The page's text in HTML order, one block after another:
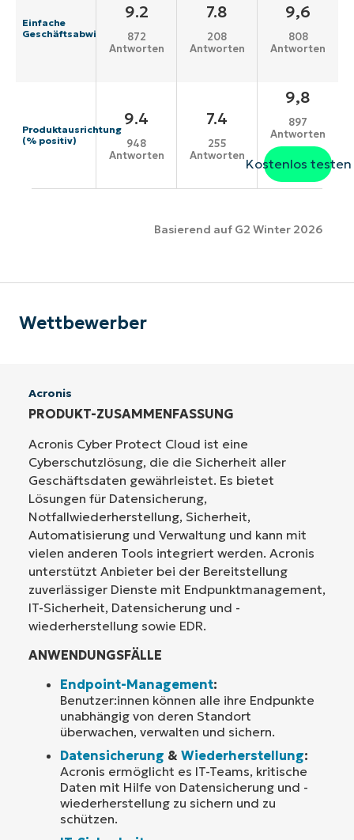
Einfache
Geschäftsabwicklung
9.2
872
Antworten
7.8
208
Antworten
9,6
808
Antworten
Produktausrichtung
(% positiv)
9.4
948
Antworten
7.4
255
Antworten
9,8
897
Antworten
Kostenlos testen
Basierend auf G2 Winter 2026
Wettbewerber
Acronis
PRODUKT-ZUSAMMENFASSUNG
Acronis Cyber Protect Cloud ist eine
Cyberschutzlösung, die die Sicherheit aller
Geschäftsdaten gewährleistet. Es bietet
Lösungen für Datensicherung,
Notfallwiederherstellung, Sicherheit,
Automatisierung und Verwaltung und kann mit
vielen anderen Tools integriert werden. Acronis
unterstützt Anbieter bei der Bereitstellung
zuverlässiger Dienste mit Endpunktmanagement,
IT-Sicherheit, Datensicherung und -
wiederherstellung sowie EDR.
ANWENDUNGSFÄLLE
Endpoint-Management:
Benutzer:innen können alle ihre Endpunkte
unabhängig von deren Standort
überwachen, verwalten und sichern.
Datensicherung & Wiederherstellung:
Acronis ermöglicht es IT-Teams, kritische
Daten mit Hilfe von Datensicherung und -
wiederherstellung zu sichern und zu
schützen.